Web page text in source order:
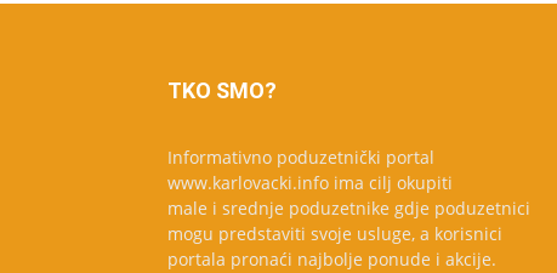
TKO SMO?
Informativno poduzetnički portal
www.karlovacki.info ima cilj okupiti
male i srednje poduzetnike gdje poduzetnici
mogu predstaviti svoje usluge, a korisnici
portala pronaći najbolje ponude i akcije.